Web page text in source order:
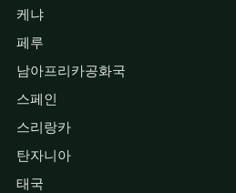
케냐
페루
남아프리카공화국
스페인
스리랑카
탄자니아
태국